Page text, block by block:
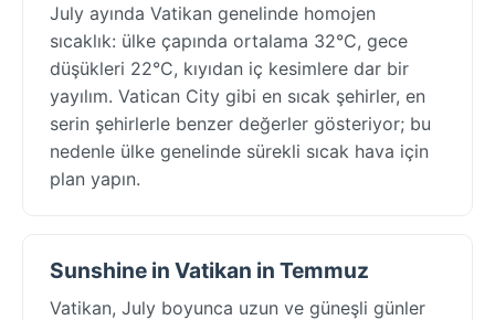
July ayında Vatikan genelinde homojen
sıcaklık: ülke çapında ortalama 32°C, gece
düşükleri 22°C, kıyıdan iç kesimlere dar bir
yayılım. Vatican City gibi en sıcak şehirler, en
serin şehirlerle benzer değerler gösteriyor; bu
nedenle ülke genelinde sürekli sıcak hava için
plan yapın.
Sunshine in Vatikan in Temmuz
Vatikan, July boyunca uzun ve güneşli günler